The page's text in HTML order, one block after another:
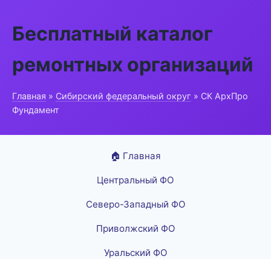
Бесплатный каталог
ремонтных организаций
Главная » Сибирский федеральный округ » СК АрхПро
Фундамент
🏠 Главная
Центральный ФО
Северо-Западный ФО
Приволжский ФО
Уральский ФО